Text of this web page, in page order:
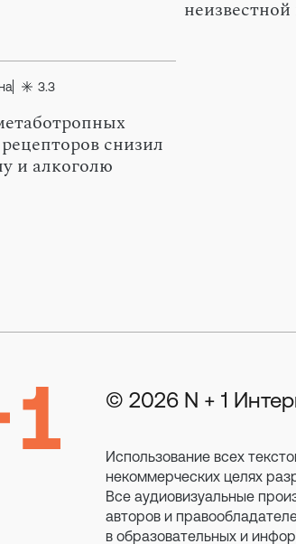
3.3
снизил
и алкоголю
© 2026 N + 1
Использование всех
некоммерческих целях
Все аудиовизуальные
авторов и
в образовательных и